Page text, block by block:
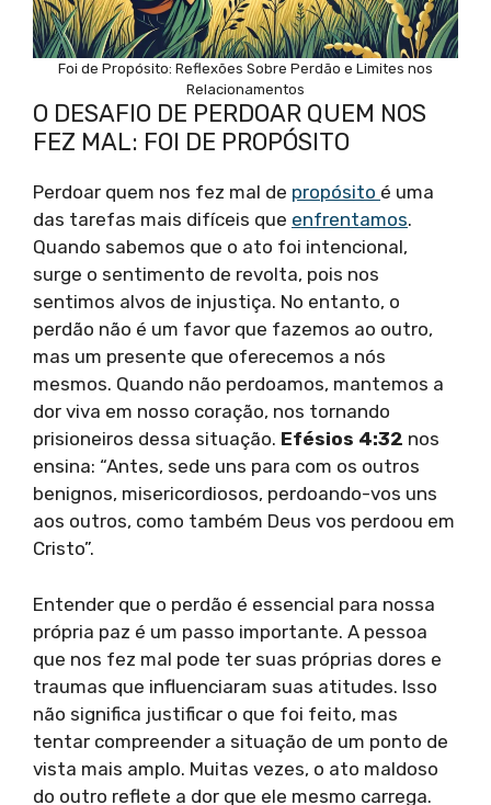
Foi de Propósito: Reflexões Sobre Perdão e Limites nos
Relacionamentos
O DESAFIO DE PERDOAR QUEM NOS
FEZ MAL: FOI DE PROPÓSITO
Perdoar quem nos fez mal de propósito é uma
das tarefas mais difíceis que enfrentamos.
Quando sabemos que o ato foi intencional,
surge o sentimento de revolta, pois nos
sentimos alvos de injustiça. No entanto, o
perdão não é um favor que fazemos ao outro,
mas um presente que oferecemos a nós
mesmos. Quando não perdoamos, mantemos a
dor viva em nosso coração, nos tornando
prisioneiros dessa situação. Efésios 4:32 nos
ensina: “Antes, sede uns para com os outros
benignos, misericordiosos, perdoando-vos uns
aos outros, como também Deus vos perdoou em
Cristo”.
Entender que o perdão é essencial para nossa
própria paz é um passo importante. A pessoa
que nos fez mal pode ter suas próprias dores e
traumas que influenciaram suas atitudes. Isso
não significa justificar o que foi feito, mas
tentar compreender a situação de um ponto de
vista mais amplo. Muitas vezes, o ato maldoso
do outro reflete a dor que ele mesmo carrega.